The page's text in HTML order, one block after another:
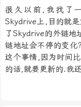
很久以前,我找了
Skydrive上,目的就
了Skydrive的外链地
链地址会不停的变化
这个事情,因为时间
的话,就要更新的.我